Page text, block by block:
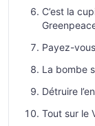
C’est la
Payez-
La bombe
Détruire
Tout sur le